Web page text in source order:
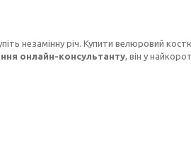
незамінну річ. Купити велюровий
онлайн-консультанту, він у